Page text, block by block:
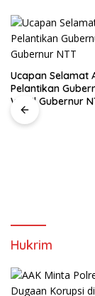
Ucapan Selamat
Pelantikan
Wakil Gubernur
Hukrim